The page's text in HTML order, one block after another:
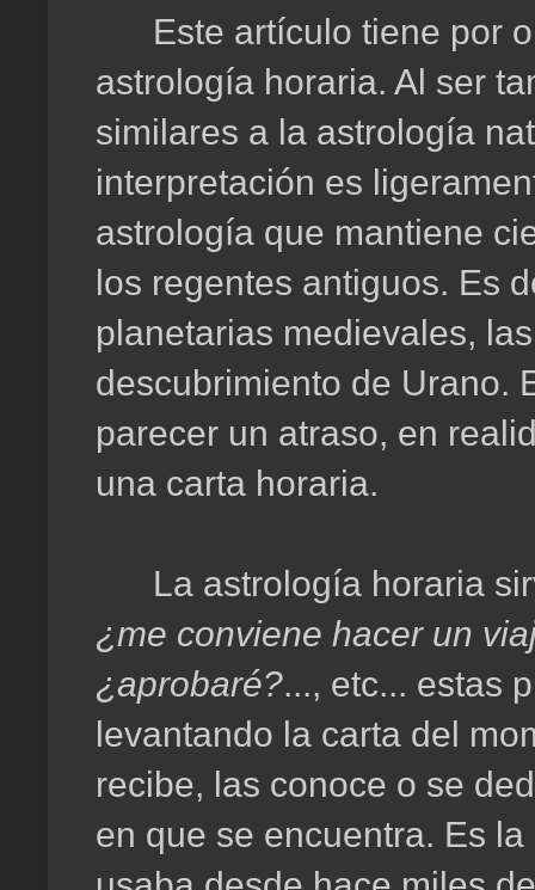
Este artículo tiene por
astrología horaria. Al ser
similares a la astrología
interpretación es
astrología que mantiene
los regentes antiguos. Es
planetarias medievales,
descubrimiento de Urano.
parecer un atraso, en
una carta horaria.
La astrología horaria
¿me conviene hacer un
¿aprobaré?..., etc... estas
levantando la carta del
recibe, las conoce o se
en que se encuentra. Es